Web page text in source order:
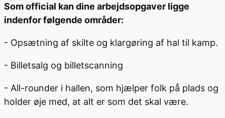
Som official kan dine arbejdsopgaver ligge
indenfor følgende områder:
- Opsætning af skilte og klargøring af hal til kamp.
- Billetsalg og billetscanning
- All-rounder i hallen, som hjælper folk på plads og
holder øje med, at alt er som det skal være.